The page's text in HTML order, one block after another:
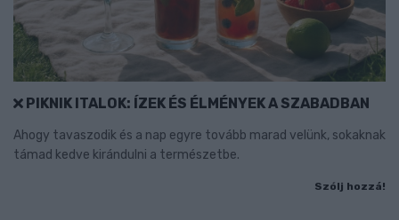
PIKNIK ITALOK: ÍZEK ÉS ÉLMÉNYEK A SZABADBAN
Ahogy tavaszodik és a nap egyre tovább marad velünk, sokaknak
támad kedve kirándulni a természetbe.
Szólj hozzá!